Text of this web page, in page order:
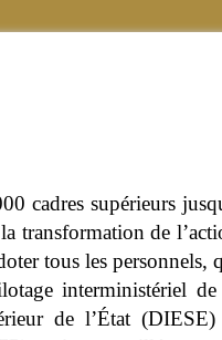
cadres supérieurs
transformation de
tous les personnels,
interministériel de
de l’État